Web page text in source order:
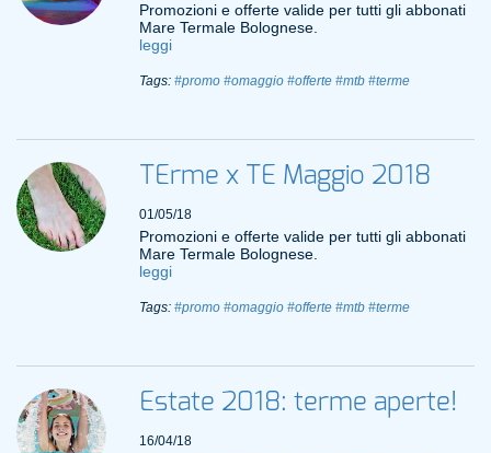
Promozioni e offerte valide per tutti gli abbonati
Mare Termale Bolognese.
leggi
Tags: #promo #omaggio #offerte #mtb #terme
TErme x TE Maggio 2018
01/05/18
Promozioni e offerte valide per tutti gli abbonati
Mare Termale Bolognese.
leggi
Tags: #promo #omaggio #offerte #mtb #terme
Estate 2018: terme aperte!
16/04/18